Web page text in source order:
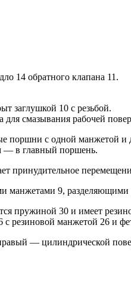
14 обратного клапана 11.
заглушкой 10 с резьбой.
смазывания рабочей
поршни с одной манжетой
— в главный поршень.
принудительное
9, разделяющими
пружиной 30 и имеет
резиновой манжетой 26 и
— цилиндрической